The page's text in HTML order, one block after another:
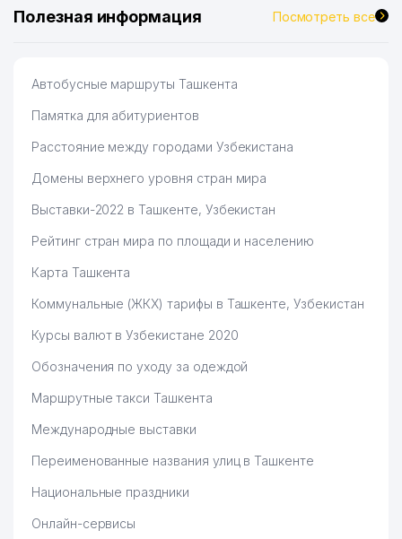
Полезная информация Посмотреть все
Автобусные маршруты Ташкента
Памятка для абитуриентов
Расстояние между городами Узбекистана
Домены верхнего уровня стран мира
Выставки-2022 в Ташкенте, Узбекистан
Рейтинг стран мира по площади и населению
Карта Ташкента
Коммунальные (ЖКХ) тарифы в Ташкенте, Узбекистан
Курсы валют в Узбекистане 2020
Обозначения по уходу за одеждой
Маршрутные такси Ташкента
Международные выставки
Переименованные названия улиц в Ташкенте
Национальные праздники
Онлайн-сервисы